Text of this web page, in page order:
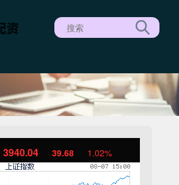
3940.04 39.68 1.02%